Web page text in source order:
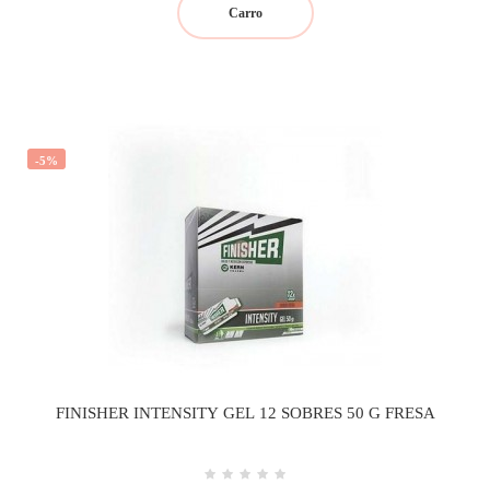
Carro
-5%
FINISHER INTENSITY GEL 12 SOBRES 50 G FRESA